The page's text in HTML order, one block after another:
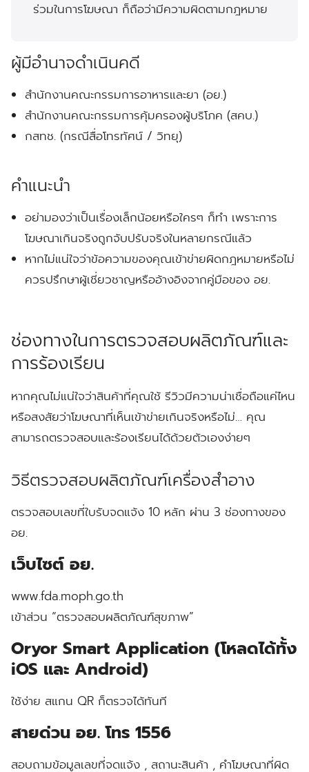
ร่วมในการโฆษณา ก็ถือว่ามีความผิดตามกฎหมาย
ผู้มีอำนาจดำเนินคดี
สำนักงานคณะกรรมการอาหารและยา (อย.)
สำนักงานคณะกรรมการคุ้มครองผู้บริโภค (สคบ.)
กสทช. (กรณีสื่อโทรทัศน์ / วิทยุ)
คำแนะนำ
อย่ามองว่าเป็นเรื่องเล็กน้อยหรือใครๆ ก็ทำ เพราะการ
โฆษณาเกินจริงถูกจับปรับจริงในหลายกรณีแล้ว
หากไม่แน่ใจว่าข้อความของคุณเข้าข่ายผิดกฎหมายหรือไม่
ควรปรึกษาผู้เชี่ยวชาญหรืออ้างอิงจากคู่มือของ อย.
ช่องทางในการตรวจสอบผลิตภัณฑ์และ
การร้องเรียน
หากคุณไม่แน่ใจว่าสินค้าที่คุณใช้ รีวิวมีความน่าเชื่อถือแค่ไหน
หรือสงสัยว่าโฆษณาที่เห็นเข้าข่ายเกินจริงหรือไม่… คุณ
สามารถตรวจสอบและร้องเรียนได้ด้วยตัวเองง่ายๆ
วิธีตรวจสอบผลิตภัณฑ์เครื่องสำอาง
ตรวจสอบเลขที่ใบรับจดแจ้ง 10 หลัก ผ่าน 3 ช่องทางของ
อย.
เว็บไซต์ อย.
www.fda.moph.go.th
เข้าส่วน “ตรวจสอบผลิตภัณฑ์สุขภาพ”
Oryor Smart Application (โหลดได้ทั้ง
iOS และ Android)
ใช้ง่าย สแกน QR ก็ตรวจได้ทันที
สายด่วน อย. โทร 1556
สอบถามข้อมูลเลขที่จดแจ้ง , สถานะสินค้า , คำโฆษณาที่ผิด